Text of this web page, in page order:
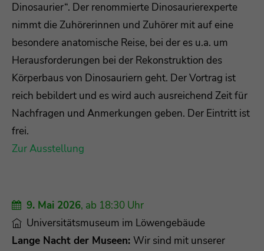
Dinosaurier“. Der renommierte Dinosaurierexperte
nimmt die Zuhörerinnen und Zuhörer mit auf eine
besondere anatomische Reise, bei der es u.a. um
Herausforderungen bei der Rekonstruktion des
Körperbaus von Dinosauriern geht. Der Vortrag ist
reich bebildert und es wird auch ausreichend Zeit für
Nachfragen und Anmerkungen geben. Der Eintritt ist
frei.
Zur Ausstellung
9. Mai 2026, ab 18:30 Uhr
Universitätsmuseum im Löwengebäude
Lange Nacht der Museen: Wir sind mit unserer